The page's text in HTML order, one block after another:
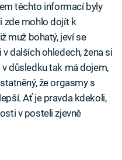
těchto informací byly
zde mohlo dojít k
muž bohatý, jeví se
dalších ohledech, žena si
důsledku tak má dojem,
že orgasmy s
Ať je pravda kdekoli,
v posteli zjevně